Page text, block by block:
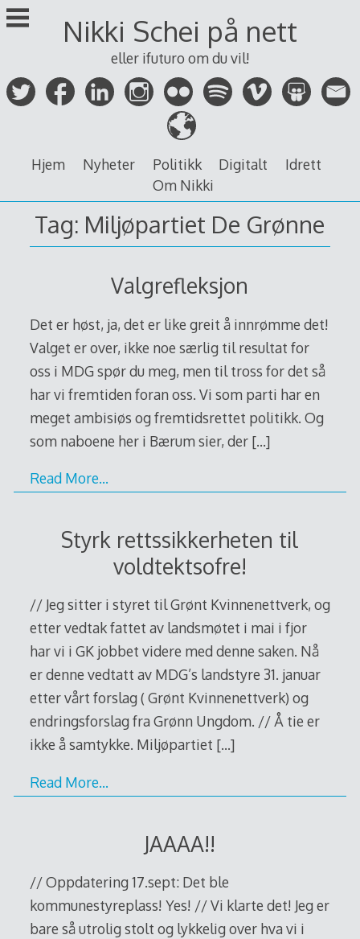
Skip
to
Nikki Schei på nett
eller ifuturo om du vil!
Hjem Nyheter Politikk Digitalt
Idrett
Om Nikki
Tag: Miljøpartiet De Grønne
Valgrefleksjon
Det er høst, ja, det er like greit å innrømme det!
Valget er over, ikke noe særlig til resultat for
oss i MDG spør du meg, men til tross for det så
har vi fremtiden foran oss. Vi som parti har en
meget ambisiøs og fremtidsrettet politikk. Og
som naboene her i Bærum sier, der […]
Read More…
Styrk rettssikkerheten til
voldtektsofre!
// Jeg sitter i styret til Grønt Kvinnenettverk, og
etter vedtak fattet av landsmøtet i mai i fjor
har vi i GK jobbet videre med denne saken. Nå
er denne vedtatt av MDG’s landstyre 31. januar
etter vårt forslag ( Grønt Kvinnenettverk) og
endringsforslag fra Grønn Ungdom. // Å tie er
ikke å samtykke. Miljøpartiet […]
Read More…
JAAAA!!
// Oppdatering 17.sept: Det ble
kommunestyreplass! Yes! // Vi klarte det! Jeg er
bare så utrolig stolt og lykkelig over hva vi i